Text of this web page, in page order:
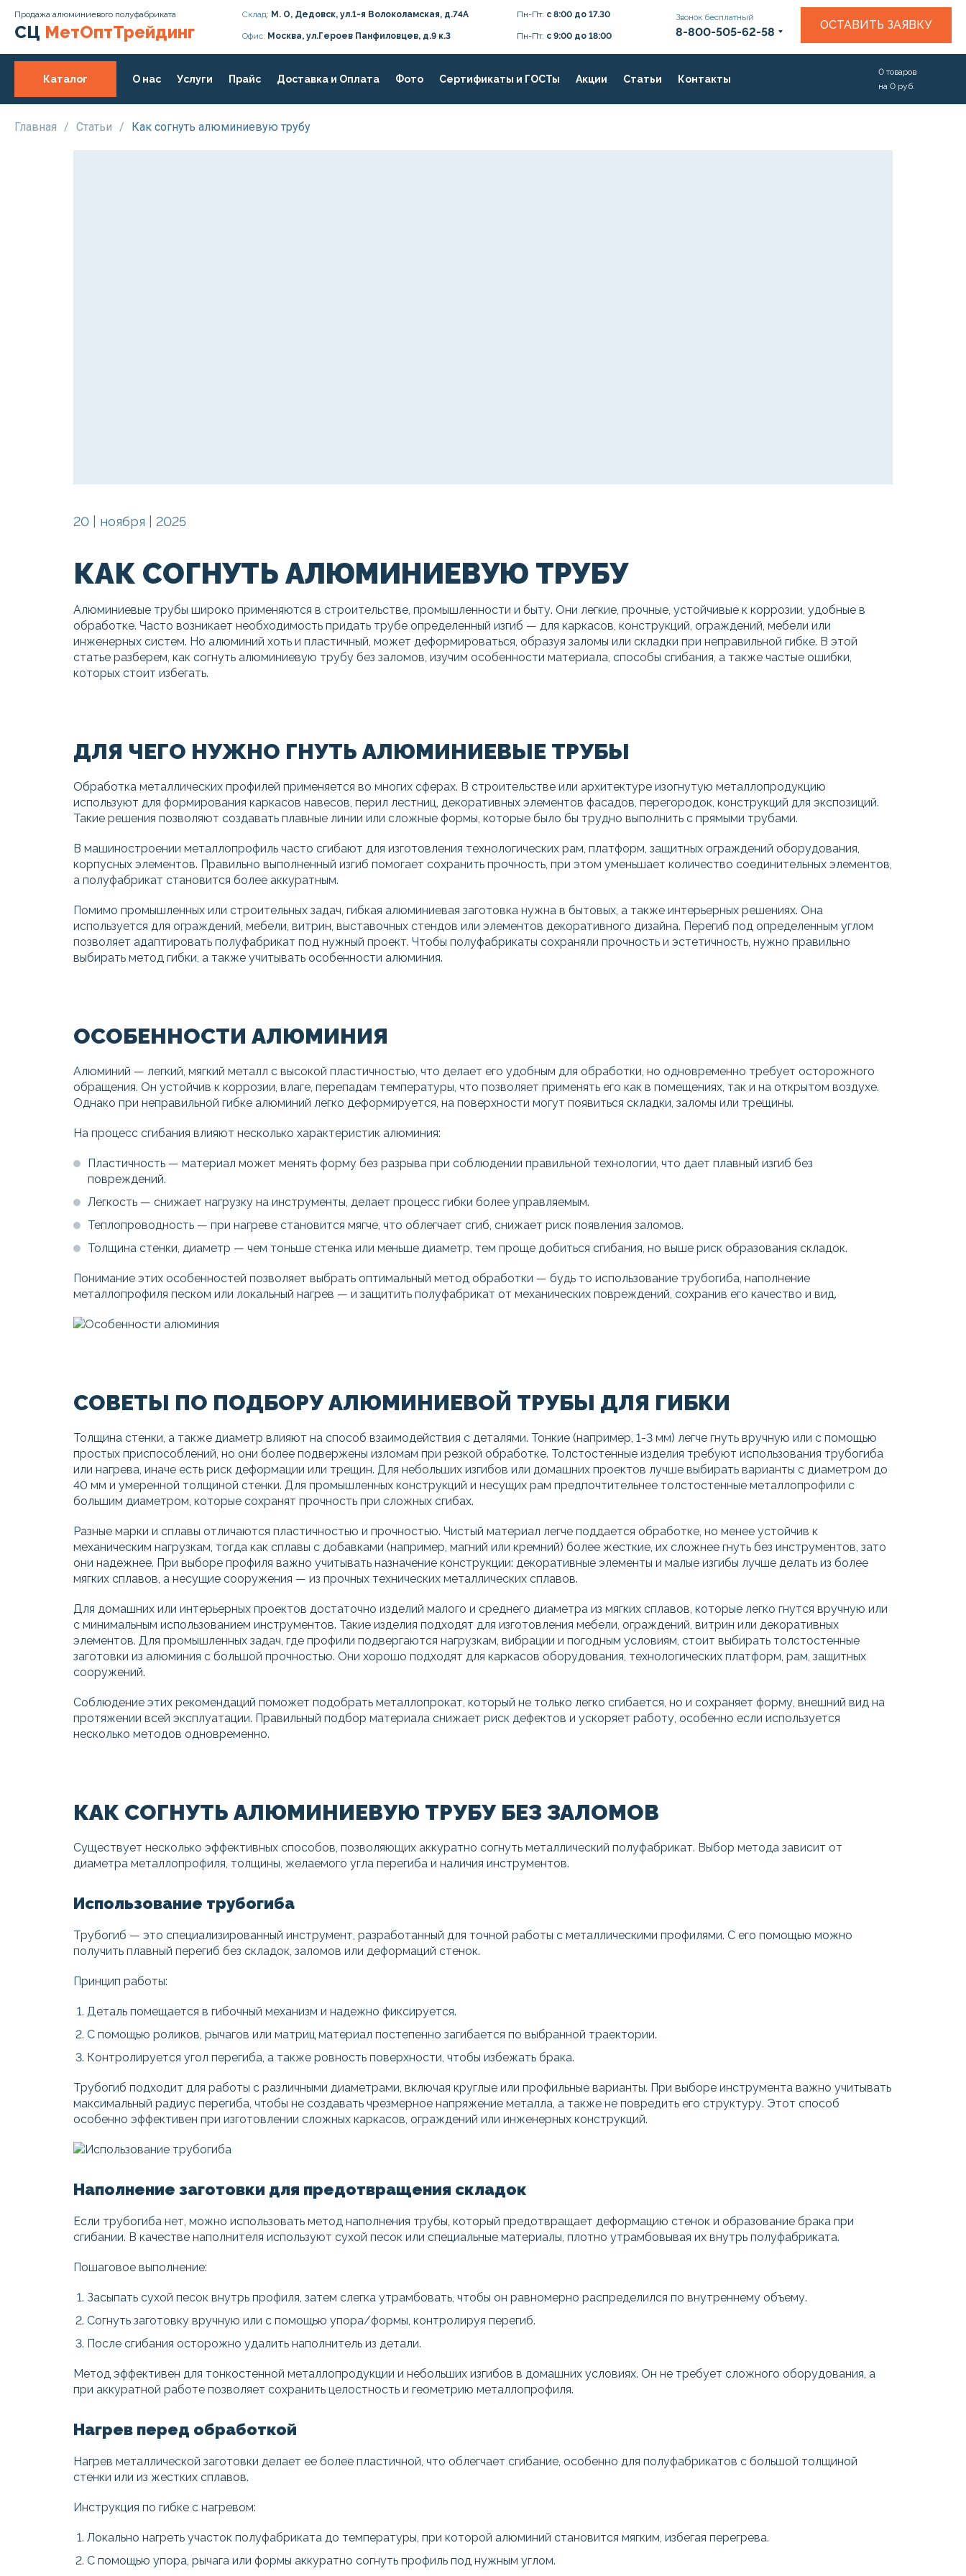
Продажа алюминиевого полуфабриката
СЦ МетОптТрейдинг
Склад: М. О, Дедовск, ул.1-я Волоколамская, д.74А
Офис: Москва, ул.Героев Панфиловцев, д.9 к.3
Пн-Пт: с 8:00 до 17.30
Пн-Пт: с 9:00 до 18:00
Звонок бесплатный
8-800-505-62-58
ОСТАВИТЬ ЗАЯВКУ
Каталог О нас Услуги Прайс Доставка и Оплата Фото Сертификаты и ГОСТы Акции Статьи Контакты
0 товаров
на 0 руб.
Главная / Статьи / Как согнуть алюминиевую трубу
20 | ноября | 2025
КАК СОГНУТЬ АЛЮМИНИЕВУЮ ТРУБУ
Алюминиевые трубы широко применяются в строительстве, промышленности и быту. Они легкие, прочные, устойчивые к коррозии, удобные в
обработке. Часто возникает необходимость придать трубе определенный изгиб — для каркасов, конструкций, ограждений, мебели или
инженерных систем. Но алюминий хоть и пластичный, может деформироваться, образуя заломы или складки при неправильной гибке. В этой
статье разберем, как согнуть алюминиевую трубу без заломов, изучим особенности материала, способы сгибания, а также частые ошибки,
которых стоит избегать.
ДЛЯ ЧЕГО НУЖНО ГНУТЬ АЛЮМИНИЕВЫЕ ТРУБЫ
Обработка металлических профилей применяется во многих сферах. В строительстве или архитектуре изогнутую металлопродукцию
используют для формирования каркасов навесов, перил лестниц, декоративных элементов фасадов, перегородок, конструкций для экспозиций.
Такие решения позволяют создавать плавные линии или сложные формы, которые было бы трудно выполнить с прямыми трубами.
В машиностроении металлопрофиль часто сгибают для изготовления технологических рам, платформ, защитных ограждений оборудования,
корпусных элементов. Правильно выполненный изгиб помогает сохранить прочность, при этом уменьшает количество соединительных элементов,
а полуфабрикат становится более аккуратным.
Помимо промышленных или строительных задач, гибкая алюминиевая заготовка нужна в бытовых, а также интерьерных решениях. Она
используется для ограждений, мебели, витрин, выставочных стендов или элементов декоративного дизайна. Перегиб под определенным углом
позволяет адаптировать полуфабрикат под нужный проект. Чтобы полуфабрикаты сохраняли прочность и эстетичность, нужно правильно
выбирать метод гибки, а также учитывать особенности алюминия.
ОСОБЕННОСТИ АЛЮМИНИЯ
Алюминий — легкий, мягкий металл с высокой пластичностью, что делает его удобным для обработки, но одновременно требует осторожного
обращения. Он устойчив к коррозии, влаге, перепадам температуры, что позволяет применять его как в помещениях, так и на открытом воздухе.
Однако при неправильной гибке алюминий легко деформируется, на поверхности могут появиться складки, заломы или трещины.
На процесс сгибания влияют несколько характеристик алюминия:
Пластичность — материал может менять форму без разрыва при соблюдении правильной технологии, что дает плавный изгиб без
повреждений.
Легкость — снижает нагрузку на инструменты, делает процесс гибки более управляемым.
Теплопроводность — при нагреве становится мягче, что облегчает сгиб, снижает риск появления заломов.
Толщина стенки, диаметр — чем тоньше стенка или меньше диаметр, тем проще добиться сгибания, но выше риск образования складок.
Понимание этих особенностей позволяет выбрать оптимальный метод обработки — будь то использование трубогиба, наполнение
металлопрофиля песком или локальный нагрев — и защитить полуфабрикат от механических повреждений, сохранив его качество и вид.
СОВЕТЫ ПО ПОДБОРУ АЛЮМИНИЕВОЙ ТРУБЫ ДЛЯ ГИБКИ
Толщина стенки, а также диаметр влияют на способ взаимодействия с деталями. Тонкие (например, 1-3 мм) легче гнуть вручную или с помощью
простых приспособлений, но они более подвержены изломам при резкой обработке. Толстостенные изделия требуют использования трубогиба
или нагрева, иначе есть риск деформации или трещин. Для небольших изгибов или домашних проектов лучше выбирать варианты с диаметром до
40 мм и умеренной толщиной стенки. Для промышленных конструкций и несущих рам предпочтительнее толстостенные металлопрофили с
большим диаметром, которые сохранят прочность при сложных сгибах.
Разные марки и сплавы отличаются пластичностью и прочностью. Чистый материал легче поддается обработке, но менее устойчив к
механическим нагрузкам, тогда как сплавы с добавками (например, магний или кремний) более жесткие, их сложнее гнуть без инструментов, зато
они надежнее. При выборе профиля важно учитывать назначение конструкции: декоративные элементы и малые изгибы лучше делать из более
мягких сплавов, а несущие сооружения — из прочных технических металлических сплавов.
Для домашних или интерьерных проектов достаточно изделий малого и среднего диаметра из мягких сплавов, которые легко гнутся вручную или
с минимальным использованием инструментов. Такие изделия подходят для изготовления мебели, ограждений, витрин или декоративных
элементов. Для промышленных задач, где профили подвергаются нагрузкам, вибрации и погодным условиям, стоит выбирать толстостенные
заготовки из алюминия с большой прочностью. Они хорошо подходят для каркасов оборудования, технологических платформ, рам, защитных
сооружений.
Соблюдение этих рекомендаций поможет подобрать металлопрокат, который не только легко сгибается, но и сохраняет форму, внешний вид на
протяжении всей эксплуатации. Правильный подбор материала снижает риск дефектов и ускоряет работу, особенно если используется
несколько методов одновременно.
КАК СОГНУТЬ АЛЮМИНИЕВУЮ ТРУБУ БЕЗ ЗАЛОМОВ
Существует несколько эффективных способов, позволяющих аккуратно согнуть металлический полуфабрикат. Выбор метода зависит от
диаметра металлопрофиля, толщины, желаемого угла перегиба и наличия инструментов.
Использование трубогиба
Трубогиб — это специализированный инструмент, разработанный для точной работы с металлическими профилями. С его помощью можно
получить плавный перегиб без складок, заломов или деформаций стенок.
Принцип работы:
Деталь помещается в гибочный механизм и надежно фиксируется.
С помощью роликов, рычагов или матриц материал постепенно загибается по выбранной траектории.
Контролируется угол перегиба, а также ровность поверхности, чтобы избежать брака.
Трубогиб подходит для работы с различными диаметрами, включая круглые или профильные варианты. При выборе инструмента важно учитывать
максимальный радиус перегиба, чтобы не создавать чрезмерное напряжение металла, а также не повредить его структуру. Этот способ
особенно эффективен при изготовлении сложных каркасов, ограждений или инженерных конструкций.
Наполнение заготовки для предотвращения складок
Если трубогиба нет, можно использовать метод наполнения трубы, который предотвращает деформацию стенок и образование брака при
сгибании. В качестве наполнителя используют сухой песок или специальные материалы, плотно утрамбовывая их внутрь полуфабриката.
Пошаговое выполнение:
Засыпать сухой песок внутрь профиля, затем слегка утрамбовать, чтобы он равномерно распределился по внутреннему объему.
Согнуть заготовку вручную или с помощью упора/формы, контролируя перегиб.
После сгибания осторожно удалить наполнитель из детали.
Метод эффективен для тонкостенной металлопродукции и небольших изгибов в домашних условиях. Он не требует сложного оборудования, а
при аккуратной работе позволяет сохранить целостность и геометрию металлопрофиля.
Нагрев перед обработкой
Нагрев металлической заготовки делает ее более пластичной, что облегчает сгибание, особенно для полуфабрикатов с большой толщиной
стенки или из жестких сплавов.
Инструкция по гибке с нагревом:
Локально нагреть участок полуфабриката до температуры, при которой алюминий становится мягким, избегая перегрева.
С помощью упора, рычага или формы аккуратно согнуть профиль под нужным углом.